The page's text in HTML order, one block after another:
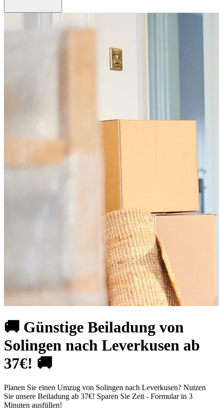
🚚 Günstige Beiladung von
Solingen nach Leverkusen ab
37€! 🚚
Planen Sie einen Umzug von Solingen nach Leverkusen? Nutzen
Sie unsere Beiladung ab 37€! Sparen Sie Zeit - Formular in 3
Minuten ausfüllen!